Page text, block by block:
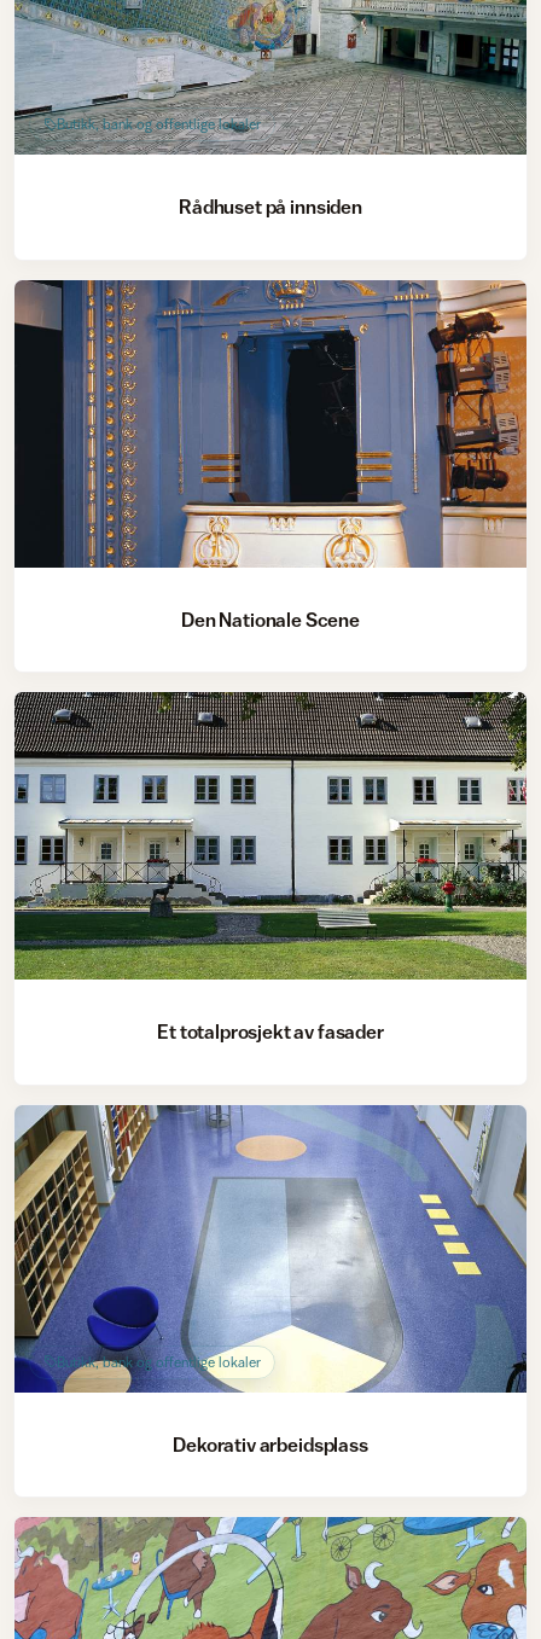
Butikk, bank og offentlige lokaler
Rådhuset på innsiden
Den Nationale Scene
Et totalprosjekt av fasader
Butikk, bank og offentlige lokaler
Dekorativ arbeidsplass